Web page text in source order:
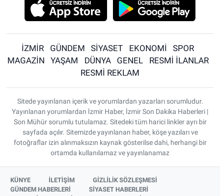
İZMİR GÜNDEM SİYASET EKONOMİ
SPOR
MAGAZİN
YAŞAM DÜNYA GENEL
RESMİ İLANLAR
RESMİ REKLAM
Sitede yayınlanan içerik ve yorumlardan yazarları sorumludur.
Yayınlanan yorumlardan İzmir Haber, İzmir Son Dakika Haberleri |
Son Mühür sorumlu tutulamaz. Sitedeki tüm harici linkler ayrı bir
sayfada açılır. Sitemizde yayınlanan haber, köşe yazıları ve
fotoğraflar izin alınmaksızın kaynak gösterilse dahi, herhangi bir
ortamda kullanılamaz ve yayınlanamaz
KÜNYE İLETİŞİM
GİZLİLİK SÖZLEŞMESİ
GÜNDEM HABERLERİ
SİYASET HABERLERİ